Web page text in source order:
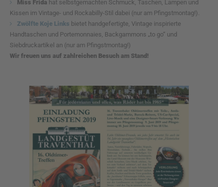
Miss Frida hat selbstgemachten Schmuck, Taschen, Lampen und
Kissen im Vintage- und Rockabilly-Stil dabei (nur am Pfingstmontag!).
Zwölfte Koje Links bietet handgefertigte, Vintage inspirierte
Handtaschen und Portemonnaies, Backgammons „to go“ und
Siebdruckartikel an (nur am Pfingstmontag!)
Wir freuen uns auf zahlreichen Besuch am Stand!